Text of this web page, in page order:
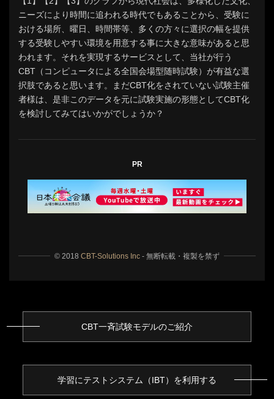
ニーズにより時間に追われる時代でもあることから、受験に
おける場所、曜日、時間帯等、多くの方々に選択の幅を提供
する受験しやすい環境を用意する事に大きな意味があると思
われます。それを実現するサービスとして、当社が行う
CBT（コンピュータによる全国会場型随時試験）が有益な選
択肢であると思います。まだCBT化をされていない試験主催
者様は、是非このデータを元に試験実施の形態としてCBT化
を検討してみてはいかがでしょうか？
PR
© 2018 CBT-Solutions Inc - 無断転載・複製を禁ず
CBT一斉試験モデルのご紹介
学習にテストシステム（IBT）を利用する